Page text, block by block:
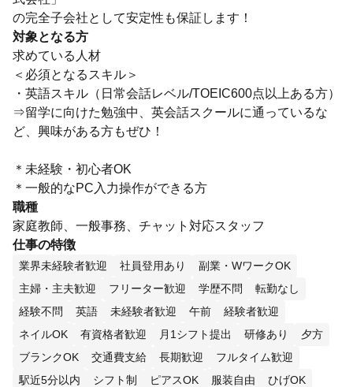
の完全子会社として安定性も保証します！
対象となる方
求めている人材
＜必須となるスキル＞
・英語スキル（日常会話レベル/TOEIC600点以上ある方）
⇒留学に向けた勉強中、英会話スクールに通っているな
ど、興味がある方もぜひ！
＊未経験・初心者OK
＊一般的なPC入力操作ができる方
職種
家庭教師、一般事務、チャット対応スタッフ
仕事の特徴
業界未経験者歓迎 社員登用あり
副業・WワークOK
主婦・主夫歓迎
フリーター歓迎 学歴不問
転勤なし
経験不問
英語 未経験者歓迎 午前
経験者歓迎
ネイルOK
有資格者歓迎 月1シフト提出 研修あり
夕方
ブランクOK
交通費支給 長期歓迎
フルタイム歓迎
駅近5分以内
シフト制 ピアスOK 服装自由
ひげOK